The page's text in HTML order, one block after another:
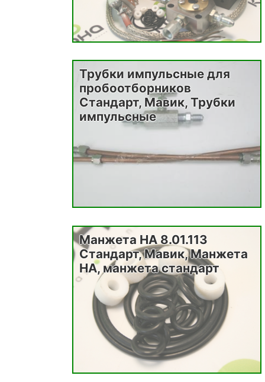
Трубки импульсные для
пробоотборников
Стандарт, Мавик, Трубки
импульсные
Манжета НА 8.01.113
Стандарт, Мавик, Манжета
НА, манжета стандарт